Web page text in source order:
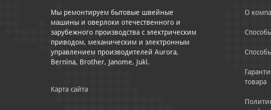
Мы ремонтируем бытовые швейные
машины и оверлоки отечественного и
зарубежного производства с электрическим
приводом, механическим и электронным
управлением производителей Aurora,
Bernina, Brother, Janome, Juki.
Карта сайта
О
товара